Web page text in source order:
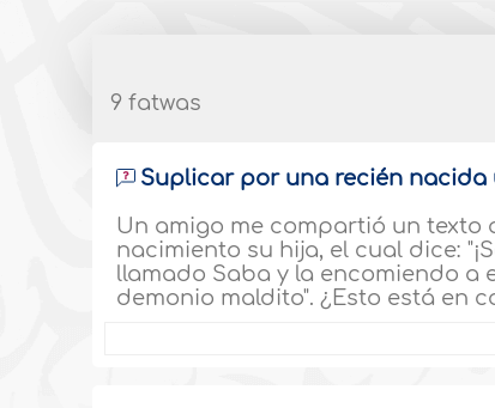
9 fatwas
Suplicar por una recién
Un amigo me compartió un
nacimiento su hija, el cual dice:
llamado Saba y la encomiendo a
demonio maldito". ¿Esto está en